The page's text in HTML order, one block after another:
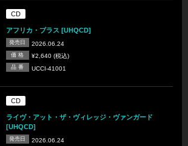
CD
アフリカ・ブラス [UHQCD]
発売日 2026.06.24
価 格 ¥2,640 (税込)
品 番 UCCI-41001
CD
ライヴ・アット・ザ・ヴィレッジ・ヴァンガード
[UHQCD]
発売日 2026.06.24